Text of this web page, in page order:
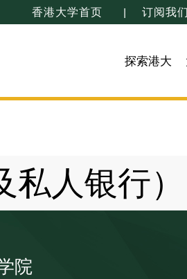
香港大学首页 订阅我们
探索港大
人银行）
院